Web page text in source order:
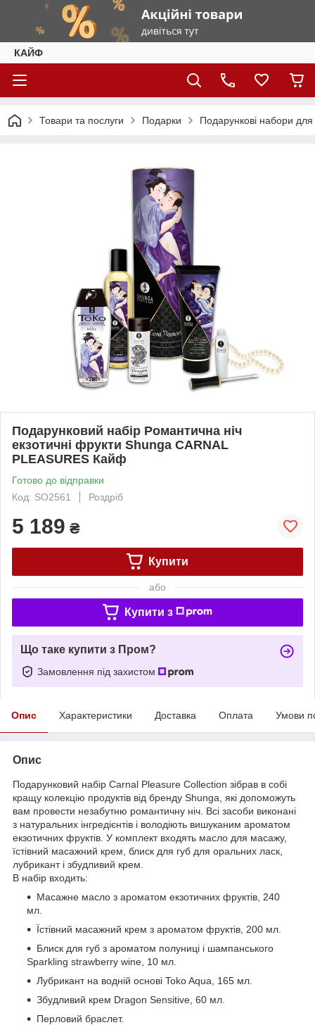
КАЙФ
Товари та послуги Подарки Подарункові набори для
Подарунковий набір Романтична ніч
екзотичні фрукти Shunga CARNAL
PLEASURES Кайф
Готово до відправки
Код: SO2561
Роздріб
5 189 ₴
Купити
або
Купити з
Що таке купити з Пром?
Замовлення під захистом
Опис Характеристики Доставка Оплата Умови
Опис
Подарунковий набір Carnal Pleasure Collection зібрав в собі
кращу колекцію продуктів від бренду Shunga, які допоможуть
вам провести незабутню романтичну ніч. Всі засоби виконані
з натуральних інгредієнтів і володіють вишуканим ароматом
екзотичних фруктів. У комплект входять масло для масажу,
їстівний масажний крем, блиск для губ для оральних ласк,
лубрикант і збудливий крем.
В набір входить:
Масажне масло з ароматом екзотичних фруктів, 240
мл.
Їстівний масажний крем з ароматом фруктів, 200 мл.
Блиск для губ з ароматом полуниці і шампанського
Sparkling strawberry wine, 10 мл.
Лубрикант на водній основі Toko Aqua, 165 мл.
Збудливий крем Dragon Sensitive, 60 мл.
Перловий браслет.